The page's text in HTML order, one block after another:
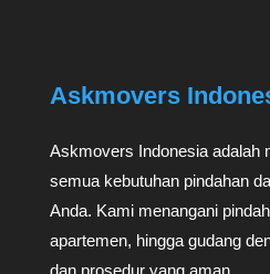
Askmovers
Askmovers Indonesia adalah
semua kebutuhan pindahan
Anda. Kami menangani
apartemen, hingga gudang